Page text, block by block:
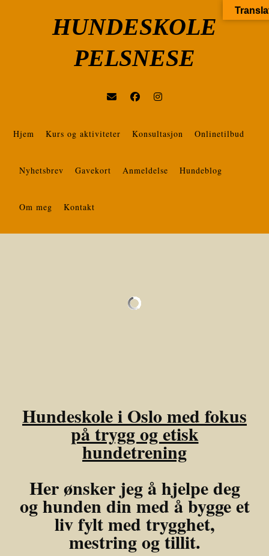
HUNDESKOLE
PELSNESE
Hjem Kurs og aktiviteter Konsultasjon Onlinetilbud
Nyhetsbrev Gavekort Anmeldelse Hundeblog
Om meg Kontakt
Hundeskole i Oslo med fokus
på trygg og etisk
hundetrening
Her ønsker jeg å hjelpe deg
og hunden din med å bygge et
liv fylt med trygghet,
mestring og tillit.